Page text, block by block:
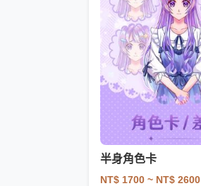
半身角色卡
NT$ 1700 ~ NT$ 2600